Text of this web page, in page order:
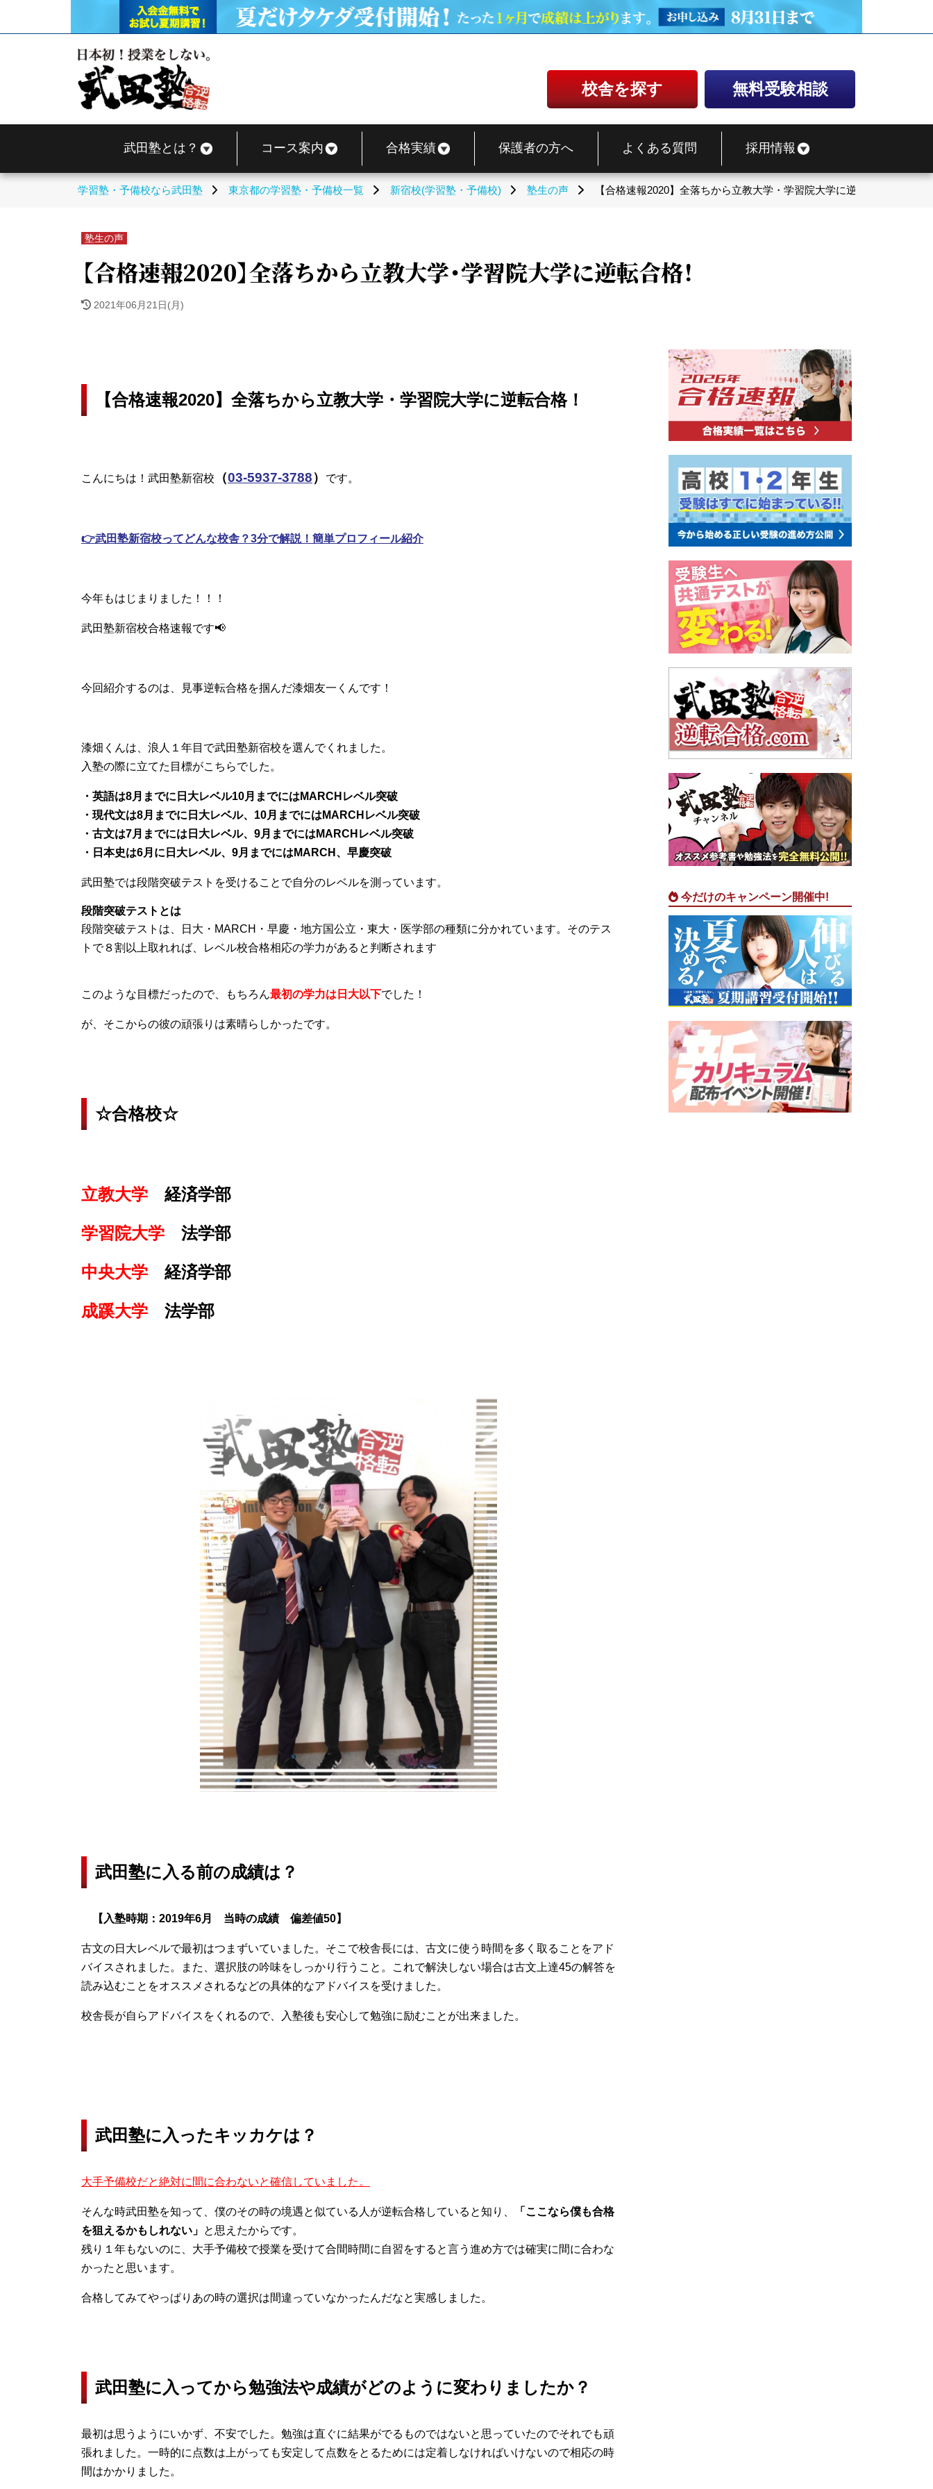
校舎を探す 無料受験相談
武田塾とは？ コース案内 合格実績 保護者の方へ よくある質問 採用情報
学習塾・予備校なら武田塾 東京都の学習塾・予備校一覧 新宿校(学習塾・予備校) 塾生の声 【合格速報2020】全落ちから立教大学・学習院大学に逆転合格！
塾生の声
【合格速報2020】全落ちから立教大学・学習院大学に逆転合格！
2021年06月21日(月)
【合格速報2020】全落ちから立教大学・学習院大学に逆転合格！
こんにちは！武田塾新宿校 （03-5937-3788） です。
👉武田塾新宿校ってどんな校舎？3分で解説！簡単プロフィール紹介
今年もはじまりました！！！
武田塾新宿校合格速報です📢
今回紹介するのは、見事逆転合格を掴んだ漆畑友一くんです！
漆畑くんは、浪人１年目で武田塾新宿校を選んでくれました。
入塾の際に立てた目標がこちらでした。
・英語は8月までに日大レベル10月までにはMARCHレベル突破
・現代文は8月までに日大レベル、10月までにはMARCHレベル突破
・古文は7月までには日大レベル、9月までにはMARCHレベル突破
・日本史は6月に日大レベル、9月までにはMARCH、早慶突破
武田塾では段階突破テストを受けることで自分のレベルを測っています。
段階突破テストとは
段階突破テストは、日大・MARCH・早慶・地方国公立・東大・医学部の種類に分かれています。そのテス
トで８割以上取れれば、レベル校合格相応の学力があると判断されます
このような目標だったので、もちろん最初の学力は日大以下でした！
が、そこからの彼の頑張りは素晴らしかったです。
☆合格校☆
立教大学 経済学部
学習院大学 法学部
中央大学 経済学部
成蹊大学 法学部
武田塾に入る前の成績は？
【入塾時期：2019年6月 当時の成績 偏差値50】
古文の日大レベルで最初はつまずいていました。そこで校舎長には、古文に使う時間を多く取ることをアド
バイスされました。また、選択肢の吟味をしっかり行うこと。これで解決しない場合は古文上達45の解答を
読み込むことをオススメされるなどの具体的なアドバイスを受けました。
校舎長が自らアドバイスをくれるので、入塾後も安心して勉強に励むことが出来ました。
武田塾に入ったキッカケは？
大手予備校だと絶対に間に合わないと確信していました。
そんな時武田塾を知って、僕のその時の境遇と似ている人が逆転合格していると知り、
「ここなら僕も合格
を狙えるかもしれない」 と思えたからです。
残り１年もないのに、大手予備校で授業を受けて合間時間に自習をすると言う進め方では確実に間に合わな
かったと思います。
合格してみてやっぱりあの時の選択は間違っていなかったんだなと実感しました。
武田塾に入ってから勉強法や成績がどのように変わりましたか？
最初は思うようにいかず、不安でした。勉強は直ぐに結果がでるものではないと思っていたのでそれでも頑
張れました。一時的に点数は上がっても安定して点数をとるためには定着しなければいけないので相応の時
間はかかりました。
今だけのキャンペーン開催中!